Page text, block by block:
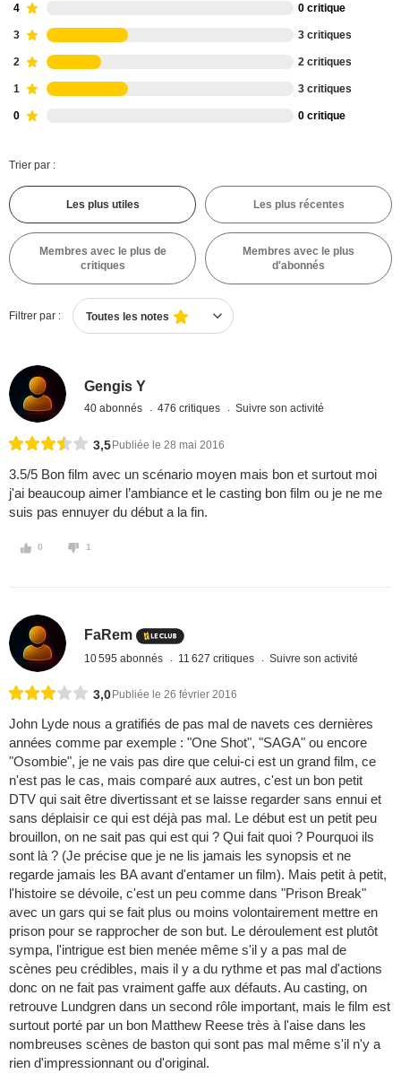
4 0 critique
3 3 critiques
2 2 critiques
1 3 critiques
0 0 critique
Trier par :
Les plus utiles Les plus récentes
Membres avec le plus de
critiques
Membres avec le plus
d'abonnés
Filtrer par : Toutes les notes
Gengis Y
40 abonnés 476 critiques Suivre son activité
3,5 Publiée le 28 mai 2016
3.5/5 Bon film avec un scénario moyen mais bon et surtout moi
j'ai beaucoup aimer l’ambiance et le casting bon film ou je ne me
suis pas ennuyer du début a la fin.
0 1
FaRem
10 595 abonnés 11 627 critiques Suivre son activité
3,0 Publiée le 26 février 2016
John Lyde nous a gratifiés de pas mal de navets ces dernières
années comme par exemple : "One Shot", "SAGA" ou encore
"Osombie", je ne vais pas dire que celui-ci est un grand film, ce
n'est pas le cas, mais comparé aux autres, c'est un bon petit
DTV qui sait être divertissant et se laisse regarder sans ennui et
sans déplaisir ce qui est déjà pas mal. Le début est un petit peu
brouillon, on ne sait pas qui est qui ? Qui fait quoi ? Pourquoi ils
sont là ? (Je précise que je ne lis jamais les synopsis et ne
regarde jamais les BA avant d'entamer un film). Mais petit à petit,
l'histoire se dévoile, c'est un peu comme dans "Prison Break"
avec un gars qui se fait plus ou moins volontairement mettre en
prison pour se rapprocher de son but. Le déroulement est plutôt
sympa, l'intrigue est bien menée même s'il y a pas mal de
scènes peu crédibles, mais il y a du rythme et pas mal d'actions
donc on ne fait pas vraiment gaffe aux défauts. Au casting, on
retrouve Lundgren dans un second rôle important, mais le film est
surtout porté par un bon Matthew Reese très à l'aise dans les
nombreuses scènes de baston qui sont pas mal même s'il n'y a
rien d'impressionnant ou d'original.